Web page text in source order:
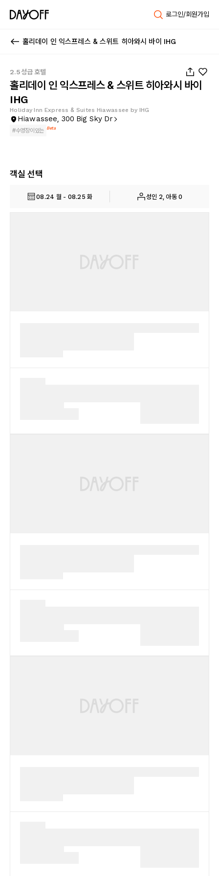
로그인/회원가입
홀리데이 인 익스프레스 & 스위트 히아와시 바이 IHG
2.5성급 호텔
홀리데이 인 익스프레스 & 스위트 히아와시 바이
IHG
Holiday Inn Express & Suites Hiawassee by IHG
Hiawassee, 300 Big Sky Dr
#수영장이있는 Beta
객실 선택
08.24 월 - 08.25 화 성인 2, 아동 0